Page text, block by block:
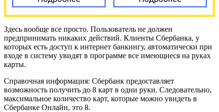
Здесь вообще все просто. Пользователь не должен
предпринимать никаких действий. Клиенты Сбербанка, у
которых есть доступ к интернет банкингу, автоматически при
входе в систему увидят в программе все имеющиеся на руках
карты.
Справочная информация: Сбербанк предоставляет
возможность получить до 8 карт в одни руки. Следовательно,
максимальное количество карт, которые можно увидеть в
Сбербанке Онлайн, это 8.